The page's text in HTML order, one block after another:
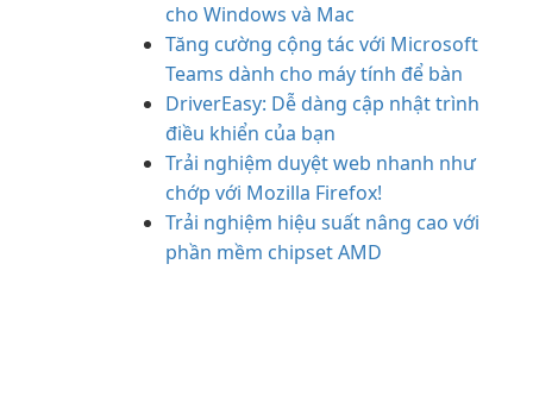
cho Windows và Mac
Tăng cường cộng tác với Microsoft
Teams dành cho máy tính để bàn
DriverEasy: Dễ dàng cập nhật trình
điều khiển của bạn
Trải nghiệm duyệt web nhanh như
chớp với Mozilla Firefox!
Trải nghiệm hiệu suất nâng cao với
phần mềm chipset AMD